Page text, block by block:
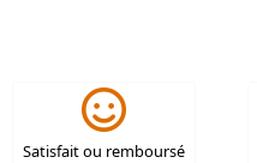
Satisfait ou remboursé